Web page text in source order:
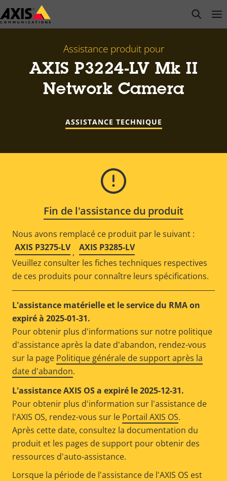
Passer
au
open
Assistance produit pour
AXIS P3224-LV Mk II
Network Camera
ASSISTANCE TECHNIQUE
Fin de l'assistance du produit
Nous avons remplacé ce produit par le suivant :
AXIS P3275-LV , AXIS P3285-LV
Veuillez consulter les fiches techniques respectives
de ces produits pour connaître leurs spécifications.
L'assistance matérielle et le service du RMA on
expiré à 2025-01-31.
Pour obtenir plus d'informations sur notre politique
d'assistance après la date d'abandon, rendez-vous
sur la page Politique générale de support après la
date d'abandon.
L'assistance AXIS OS a expiré le 2025-12-31.
Pour obtenir plus d'information sur l'assistance de
l'AXIS OS, rendez-vous sur le Portail AXIS OS.
Après cette date, consultez la documentation du
produit et les pages de support pour obtenir des
ressources d'auto-assistance.
Lorsque la période de l'assistance de l'AXIS OS est